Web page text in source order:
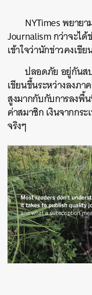
NYTimesพยายา
Journalismกว่าจะไ
เข้าใจว่านักข่าวคงเ
ปลอดภัยอยู่กันส
เขียนขึ้นระหว่างลงภ
สูงมากกับกับการลงพื้
ค่าสมาชิกเงินจากกร
จริงๆ